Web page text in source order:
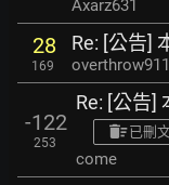
Axarz631
28
169
Re: [公告]
overthrow911
-122
253
Re: [公告]
已刪
come